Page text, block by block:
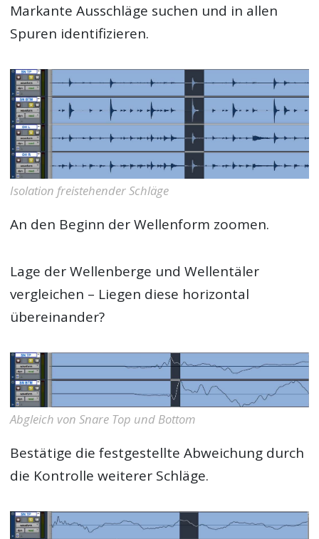
Markante Ausschläge suchen und in allen
Spuren identifizieren.
Isolation freistehender Schläge
An den Beginn der Wellenform zoomen.
Lage der Wellenberge und Wellentäler
vergleichen – Liegen diese horizontal
übereinander?
Abgleich von Snare Top und Bottom
Bestätige die festgestellte Abweichung durch
die Kontrolle weiterer Schläge.